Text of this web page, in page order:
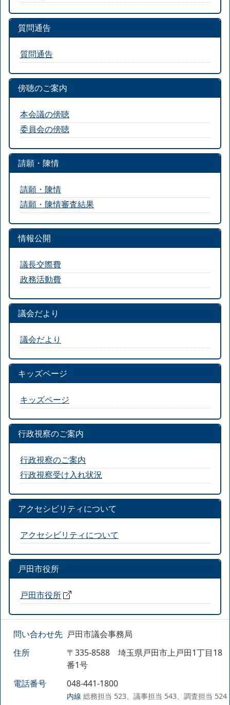
質問通告
質問通告
傍聴のご案内
本会議の傍聴
委員会の傍聴
請願・陳情
請願・陳情
請願・陳情審査結果
情報公開
議長交際費
政務活動費
議会だより
議会だより
キッズページ
キッズページ
行政視察のご案内
行政視察のご案内
行政視察受け入れ状況
アクセシビリティについて
アクセシビリティについて
戸田市役所
戸田市役所
問い合わせ先 戸田市議会事務局
住所
〒335-8588 埼玉県戸田市上戸田1丁目18
番1号
電話番号
048-441-1800
内線 総務担当 523、議事担当 543、調査担当 524